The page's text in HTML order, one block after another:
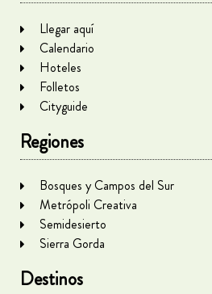
Llegar aquí
Calendario
Hoteles
Folletos
Cityguide
Regiones
Bosques y Campos del Sur
Metrópoli Creativa
Semidesierto
Sierra Gorda
Destinos